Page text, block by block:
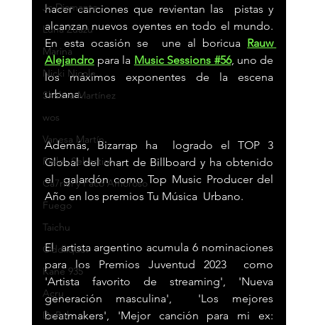
Jc Diamante
Luna Zuazu
Marina
Nicki Nicole
Shakira Martínez
wos
Vanesa Martín
Pieles Sebastian
Ca7riel y Paco Amoroso
Fuego
Taichu
Oddliquor
Kane 935
Acru
DePol
hacer canciones que revientan las  pistas y
alcanzan nuevos oyentes en todo el mundo.
En esta ocasión se  une al boricua Rauw
Alejandro para la Music Sessions #56, uno de
los máximos exponentes de la escena
urbana.
Además, Bizarrap ha  logrado el TOP 3
Global del chart de Billboard y ha obtenido
el  galardón como Top Music Producer del
Año en los premios Tu Música  Urbano.
El  artista argentino acumula 6 nominaciones
para los Premios Juventud 2023  como
'Artista favorito de streaming', 'Nueva
generación masculina',  'Los mejores
beatmakers', 'Mejor canción para mi ex: